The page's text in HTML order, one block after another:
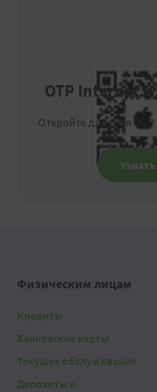
OTP Internet
Откройте для себя
Физическим лицам
Кредиты
Банковские карты
Текущее обслуживание
Депозиты и